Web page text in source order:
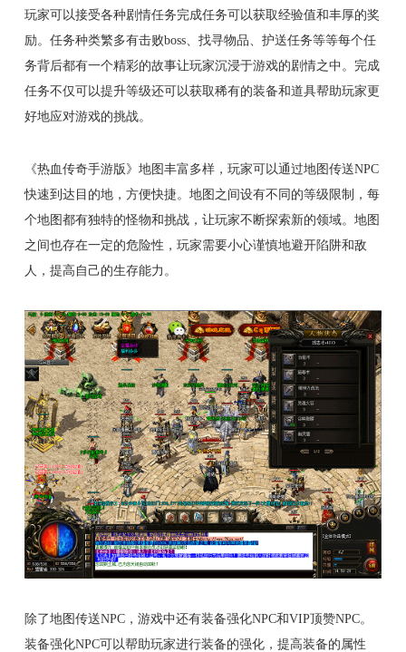
玩家可以接受各种剧情任务完成任务可以获取经验值和丰厚的奖
励。任务种类繁多有击败boss、找寻物品、护送任务等等每个任
务背后都有一个精彩的故事让玩家沉浸于游戏的剧情之中。完成
任务不仅可以提升等级还可以获取稀有的装备和道具帮助玩家更
好地应对游戏的挑战。
《热血传奇手游版》地图丰富多样，玩家可以通过地图传送NPC
快速到达目的地，方便快捷。地图之间设有不同的等级限制，每
个地图都有独特的怪物和挑战，让玩家不断探索新的领域。地图
之间也存在一定的危险性，玩家需要小心谨慎地避开陷阱和敌
人，提高自己的生存能力。
除了地图传送NPC，游戏中还有装备强化NPC和VIP顶赞NPC。
装备强化NPC可以帮助玩家进行装备的强化，提高装备的属性